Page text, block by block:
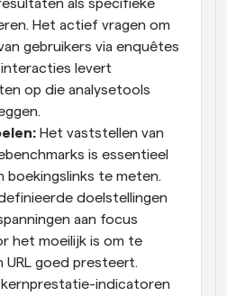
als specifieke
Het actief vragen om
gebruikers via enquêtes
levert
op die analysetools
Het vaststellen van
is essentieel
boekingslinks te meten.
doelstellingen
aan focus
het moeilijk is om te
goed presteert.
indicatoren